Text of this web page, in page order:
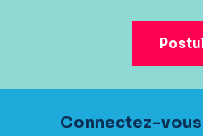
Connectez-